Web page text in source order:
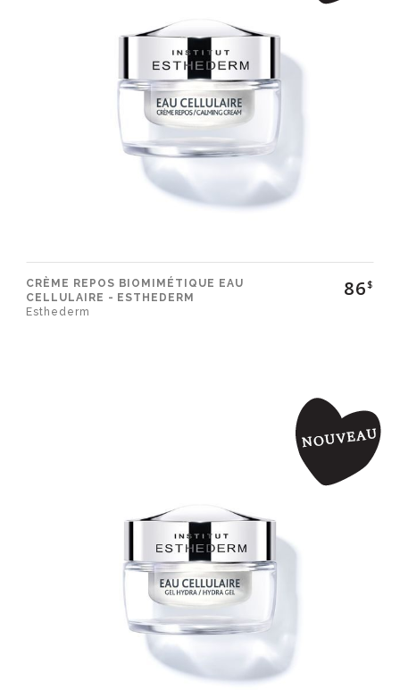
CRÈME REPOS BIOMIMÉTIQUE EAU
CELLULAIRE - ESTHEDERM
Esthederm
86$